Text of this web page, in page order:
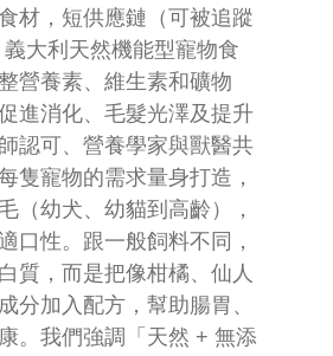
材，短供應鏈（可被追蹤
大利天然機能型寵物食
營養素、維生素和礦物
進消化、毛髮光澤及提升
認可、營養學家與獸醫共
隻寵物的需求量身打造，
（幼犬、幼貓到高齡），
口性。跟一般飼料不同，
質，而是把像柑橘、仙人
分加入配方，幫助腸胃、
。我們強調「天然 + 無添